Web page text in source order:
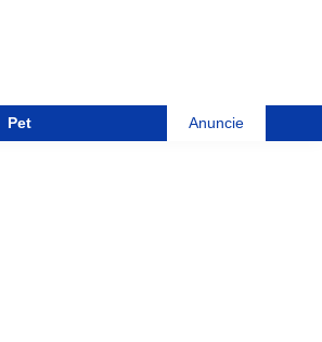
Pet Anuncie